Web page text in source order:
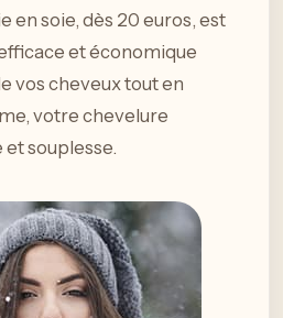
en soie, dès 20 euros, est
et économique
vos cheveux tout en
votre chevelure
souplesse.